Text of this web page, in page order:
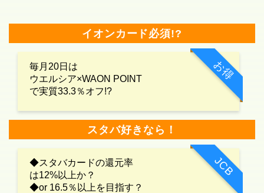
イオンカード必須!?
お得
毎月20日は
ウエルシア×WAON POINT
で実質33.3％オフ!?
スタバ好きなら！
JCB
◆スタバカードの還元率
は12%以上か？
◆or 16.5％以上を目指す？